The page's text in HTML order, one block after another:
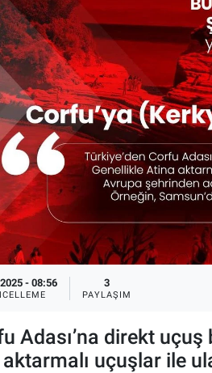
- 08:56 3
PAYLAŞIM
Adası’na direkt
uçuşlar ile